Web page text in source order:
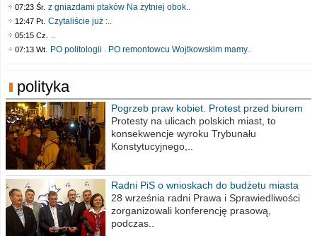
07:23 Śr. z gniazdami ptaków Na żytniej obok..
12:47 Pt. Czytaliście już :..
05:15 Cz. ..
07:13 Wt. PO politologii . PO remontowcu Wojtkowskim mamy..
polityka
Pogrzeb praw kobiet. Protest przed biurem
poselskim PiS
Protesty na ulicach polskich miast, to
konsekwencje wyroku Trybunału
Konstytucyjnego,..
Radni PiS o wnioskach do budżetu miasta
na 2021 rok
28 września radni Prawa i Sprawiedliwości
zorganizowali konferencję prasową,
podczas..